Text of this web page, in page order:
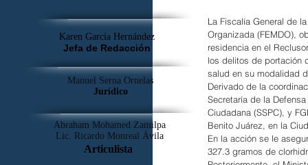
La Fiscalía General de
Organizada (FEMDO),
residencia en el
los delitos de portación
salud en su modalidad
Derivado de la
Secretaría de la
Ciudadana (SSPC), y
Benito Juárez, en la
En la acción se le
327.3 gramos de
Karen García Hernández
Jefa de Redacción
Manuel Serna Ornelas
Jurídico
Abraham Mohamed Zamilpa
Lic. Ricardo Monreal Ávila
Articulista